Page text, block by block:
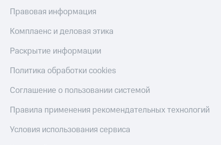
Правовая информация
Комплаенс и деловая этика
Раскрытие информации
Политика обработки cookies
Соглашение о пользовании системой
Правила применения рекомендательных технологий
Условия использования сервиса